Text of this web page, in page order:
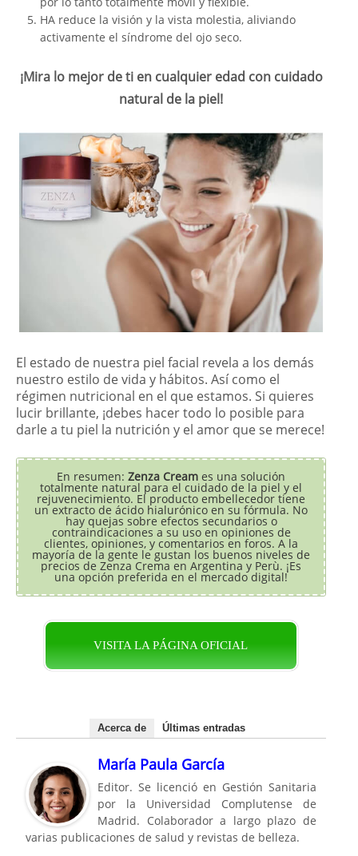
HA reduce la visión y la vista molestia, aliviando
activamente el síndrome del ojo seco.
¡Mira lo mejor de ti en cualquier edad con cuidado
natural de la piel!
El estado de nuestra piel facial revela a los demás
nuestro estilo de vida y hábitos. Así como el
régimen nutricional en el que estamos. Si quieres
lucir brillante, ¡debes hacer todo lo posible para
darle a tu piel la nutrición y el amor que se merece!
En resumen: Zenza Cream es una solución
totalmente natural para el cuidado de la piel y el
rejuvenecimiento. El producto embellecedor tiene
un extracto de ácido hialurónico en su fórmula. No
hay quejas sobre efectos secundarios o
contraindicaciones a su uso en opiniones de
clientes, opiniones, y comentarios en foros. A la
mayoría de la gente le gustan los buenos niveles de
precios de Zenza Crema en Argentina y Perù. ¡Es
una opción preferida en el mercado digital!
VISITA LA PÁGINA OFICIAL
Acerca de Últimas entradas
María Paula García
Editor. Se licenció en Gestión Sanitaria
por la Universidad Complutense de
Madrid. Colaborador a largo plazo de
varias publicaciones de salud y revistas de belleza.